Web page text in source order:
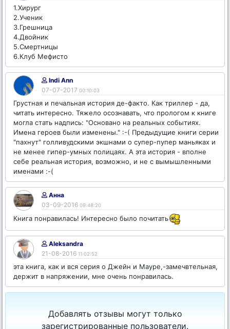
1.Хирург
2.Ученик
3.Грешница
4.Двойник
5.Смертницы
6.Клуб Мефисто
Indi Ann
07-07-2017 00:10:03
Грустная и печальная история де-факто. Как триллер - да,
читать интересно. Тяжело осознавать, что прологом к книге
могла стать надпись: "Основано на реальных событиях.
Имена героев были изменены." :-( Предыдущие книги серии
"пахнут" голливудскими экшнами о супер-пупер маньяках и
не менее гипер-умных полицаях. А эта история - вполне
себе реальная история, возможно, и не с вымышленными
именами :-(
Анна
03-09-2016 09:48:20
Книга понравилась! Интересно было почитать
Aleksandra
21-08-2016 11:02:52
эта книга, как и вся серия о Джейн и Мауре,-замечвтельная,
держит в напряжении, мне очень понравилась.
Добавлять отзывы могут только
зарегистрированные пользователи.